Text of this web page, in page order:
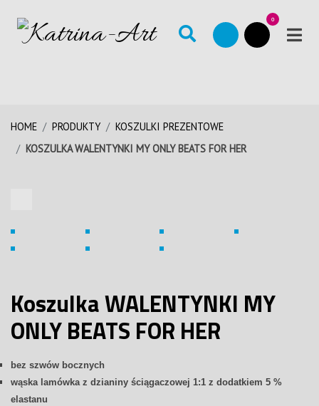
0
HOME PRODUKTY
KOSZULKI PREZENTOWE
KOSZULKA WALENTYNKI MY ONLY BEATS FOR HER
Koszulka WALENTYNKI MY
ONLY BEATS FOR HER
bez szwów bocznych
wąska lamówka z dzianiny ściągaczowej 1:1 z dodatkiem 5 %
elastanu